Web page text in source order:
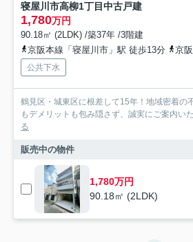
寝屋川市高柳1丁目中古戸建
1,780万円
90.18㎡ (2LDK) /築37年 /3階建
京阪本線「寝屋川市」駅 徒歩13分
京阪
公共下水
鶴見区・城東区に根差して15年！地域密着の
もデメリットも包み隠さず、誠実にご案内い
る
販売中の物件
1,780万円
90.18㎡ (2LDK)